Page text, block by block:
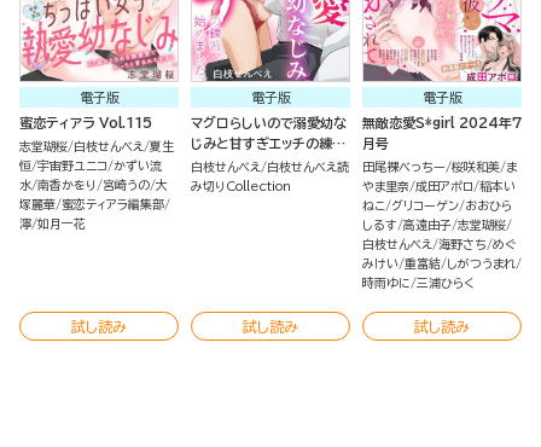
電子版
蜜恋ティアラ Vol.115
志堂瑚桜 白枝せんべえ
夏生
恒 宇宙野ユニコ
かずい流
水 南香かをり 宮崎うの 大
塚麗華 蜜恋ティアラ編集部
濘 如月一花
試し読み
電子版
マグロらしいので溺愛幼な
じみと甘すぎエッチの練
習、始めました。（単話版）
白枝せんべえ
白枝せんべえ読
み切りCollection
試し読み
電子版
無敵恋愛S*girl 2024年7
月号
田尾裸べっちー 桜咲和美 ま
やま里奈 成田アポロ 稲本い
ねこ
グリコーゲン おおひら
しるす 高遠由子 志堂瑚桜
白枝せんべえ
海野さち めぐ
みけい 重富結 しがつうまれ
時雨ゆに 三浦ひらく
試し読み